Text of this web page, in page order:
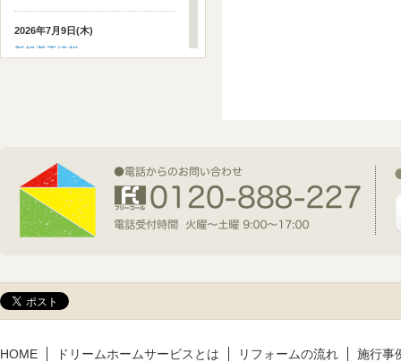
2026年7月9日(木)
新規着工情報
新規着工情報
2026年5月14日(木)
新規着工情報
HOME ドリームホームサービスとは リフォームの流れ
施行事